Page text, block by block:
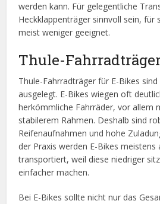
werden kann. Für gelegentliche
Heckklappenträger sinnvoll sein, für
meist weniger geeignet.
Thule-
Thule-Fahrradträger für E-Bikes
ausgelegt. E-Bikes wiegen oft
herkömmliche Fahrräder, vor allem
stabilerem Rahmen. Deshalb sind
Reifenaufnahmen und hohe
der Praxis werden E-Bikes
transportiert, weil diese niedriger
einfacher machen.
Bei E-Bikes sollte nicht nur das